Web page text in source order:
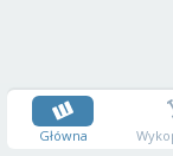
Główna